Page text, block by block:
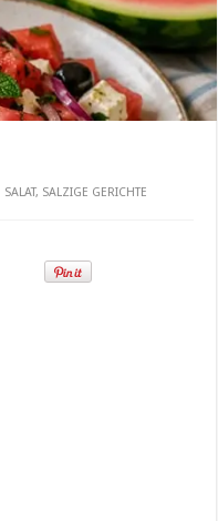
SALAT, SALZIGE GERICHTE